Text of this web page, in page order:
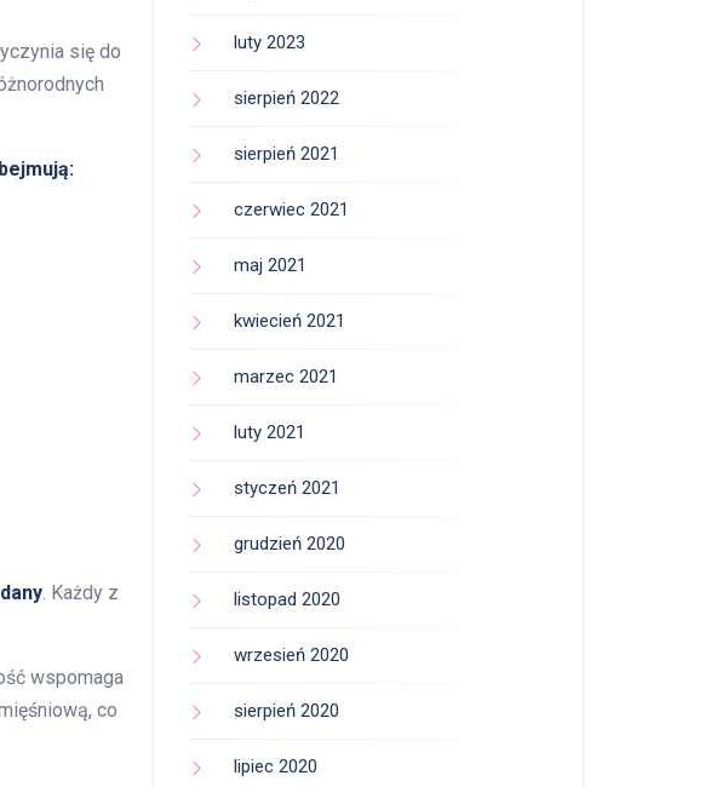
się do
. Każdy z
wspomaga
co
luty 2023
sierpień 2022
sierpień 2021
czerwiec 2021
maj 2021
kwiecień 2021
marzec 2021
luty 2021
styczeń 2021
grudzień 2020
listopad 2020
wrzesień 2020
sierpień 2020
lipiec 2020